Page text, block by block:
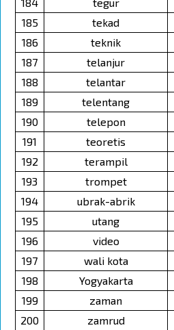
184
tegur
185
tekad
186
teknik
187
telanjur
188
telantar
189
telentang
190
telepon
191
teoretis
192
terampil
193
trompet
194
ubrak-abrik
195
utang
196
video
197
wali kota
198
Yogyakarta
199
zaman
200
zamrud